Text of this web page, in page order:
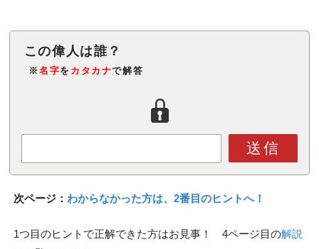
※名字を カタカナで解答
送信
次ページ： わからなかった方は、2番目のヒントへ！
1つ目のヒントで正解できた方はお見事！ 4ページ目の解説